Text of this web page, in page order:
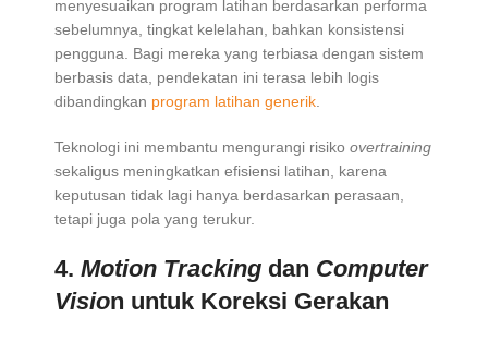
menyesuaikan program latihan berdasarkan performa
sebelumnya, tingkat kelelahan, bahkan konsistensi
pengguna. Bagi mereka yang terbiasa dengan sistem
berbasis data, pendekatan ini terasa lebih logis
dibandingkan program latihan generik
Teknologi ini membantu mengurangi risiko overtraining
sekaligus meningkatkan efisiensi latihan, karena
keputusan tidak lagi hanya berdasarkan perasaan,
tetapi juga pola yang terukur.
4. Motion Tracking dan Computer
Vision untuk Koreksi Gerakan